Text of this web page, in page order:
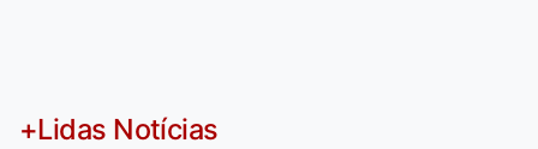
+Lidas Notícias